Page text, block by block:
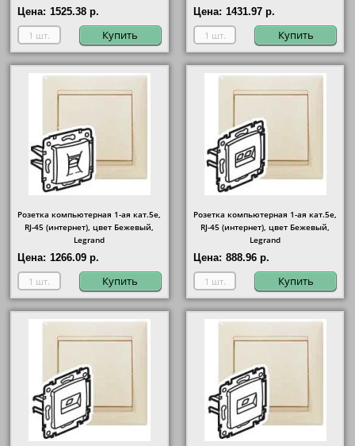
Legrand
Цена: 1525.38 р.
Купить
Цена: 1431.97 р.
Купить
Розетка компьютерная 1-ая кат.5е,
RJ-45 (интернет), цвет Бежевый,
Legrand
Цена: 1266.09 р.
Купить
Розетка компьютерная 1-ая кат.5е,
RJ-45 (интернет), цвет Бежевый,
Legrand
Цена: 888.96 р.
Купить